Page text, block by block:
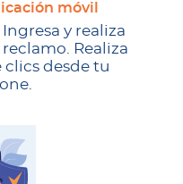
móvil
y realiza
Realiza
desde tu